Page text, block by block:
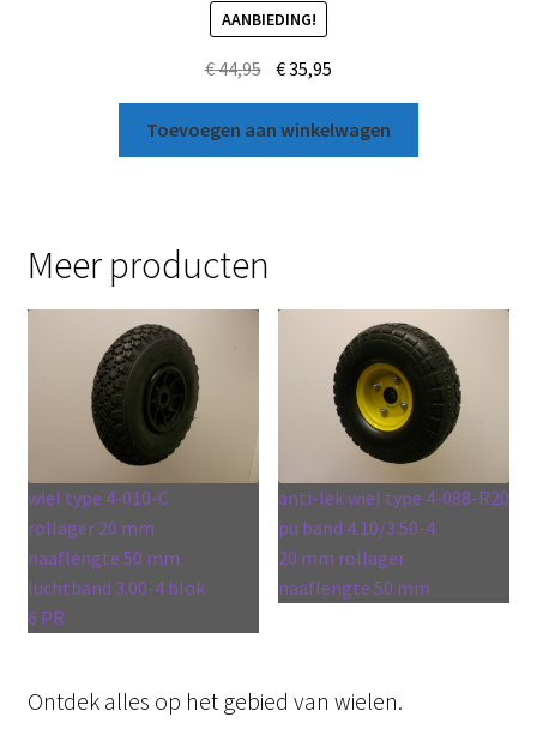
AANBIEDING!
€44,95 €35,95
Toevoegen aan winkelwagen
Meer producten
wiel type 4-010-C
rollager 20 mm
naaflengte 50 mm
luchtband 3.00-4 blok
6 PR
anti-lek wiel type 4-088-R20
pu band 4.10/3.50-4
20 mm rollager
naaflengte 50 mm
Ontdek alles op het gebied van wielen.